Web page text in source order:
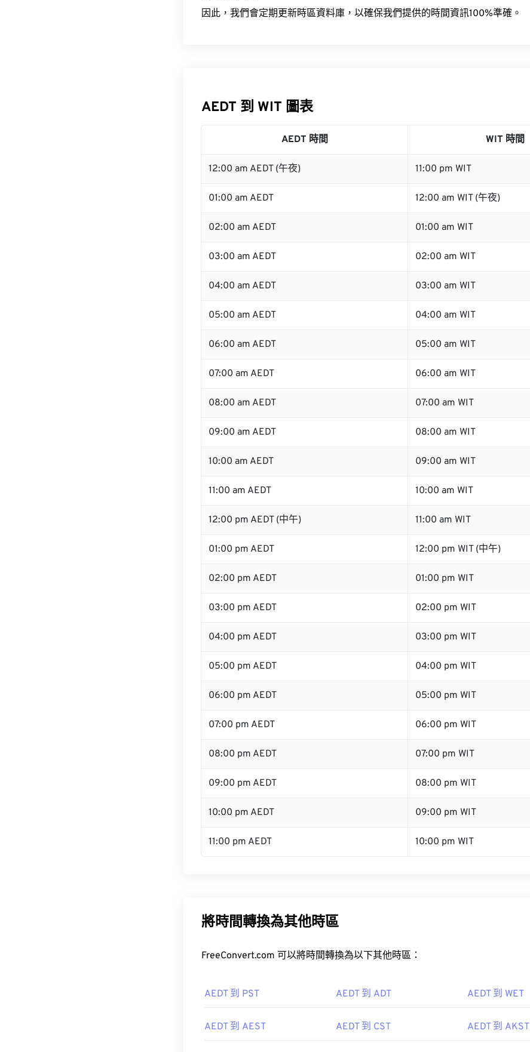
因此，我們會定期更新時區資料庫，以確保我們提供的時間資訊100%準確。
AEDT 到 WIT 圖表
AEDT 時間 WIT 時間
12:00 am AEDT (午夜) 11:00 pm WIT
01:00 am AEDT 12:00 am WIT (午夜)
02:00 am AEDT 01:00 am WIT
03:00 am AEDT 02:00 am WIT
04:00 am AEDT 03:00 am WIT
05:00 am AEDT 04:00 am WIT
06:00 am AEDT 05:00 am WIT
07:00 am AEDT 06:00 am WIT
08:00 am AEDT 07:00 am WIT
09:00 am AEDT 08:00 am WIT
10:00 am AEDT 09:00 am WIT
11:00 am AEDT 10:00 am WIT
12:00 pm AEDT (中午) 11:00 am WIT
01:00 pm AEDT 12:00 pm WIT (中午)
02:00 pm AEDT 01:00 pm WIT
03:00 pm AEDT 02:00 pm WIT
04:00 pm AEDT 03:00 pm WIT
05:00 pm AEDT 04:00 pm WIT
06:00 pm AEDT 05:00 pm WIT
07:00 pm AEDT 06:00 pm WIT
08:00 pm AEDT 07:00 pm WIT
09:00 pm AEDT 08:00 pm WIT
10:00 pm AEDT 09:00 pm WIT
11:00 pm AEDT 10:00 pm WIT
將時間轉換為其他時區
FreeConvert.com 可以將時間轉換為以下其他時區：
AEDT 到 PST AEDT 到 ADT AEDT 到 WET
AEDT 到 AEST AEDT 到 CST AEDT 到 AKST